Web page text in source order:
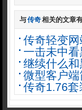
与传奇相关的文章
传奇轻变
一击未中
继续什么
微型客户
传奇1.76